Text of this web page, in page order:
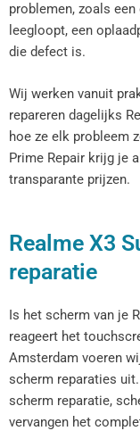
problemen, zoals
leegloopt, een
die defect is.
Wij werken vanuit
repareren dagelijks
hoe ze elk probleem
Prime Repair krijg je
transparante prijzen.
Realme X3
reparatie
Is het scherm van je
reageert het
Amsterdam voeren
scherm reparaties
scherm reparatie,
vervangen het